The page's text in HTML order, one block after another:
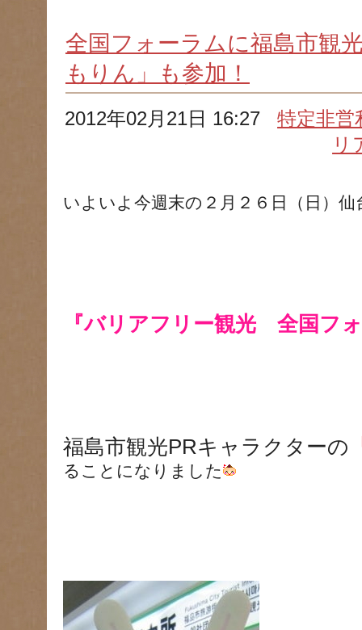
全国フォーラムに福島市観
もりん」も参加！
2012年02月21日 16:27特定非
リ
いよいよ今週末の２月２６日（日）
『バリアフリー観光 全国フ
福島市観光PRキャラクターの
ることになりました